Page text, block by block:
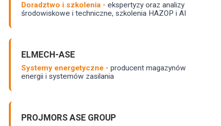
Doradztwo i szkolenia - ekspertyzy oraz analizy
środowiskowe i techniczne, szkolenia HAZOP i AI
ELMECH-ASE
Systemy energetyczne - producent magazynów
energii i systemów zasilania
PROJMORS ASE GROUP